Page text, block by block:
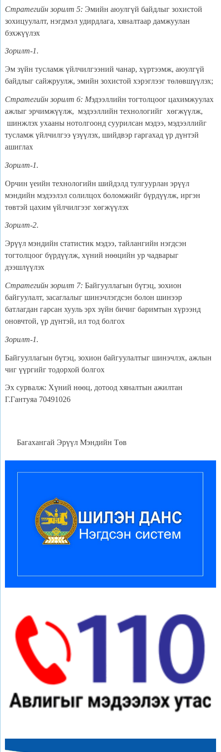
Стратегийн зорилт 5: Эмийн аюулгүй байдлыг зохистой
зохицуулалт, нэгдмэл удирдлага, хяналтаар дамжуулан
бэхжүүлэх
Зорилт-1.
Эм зүйн тусламж үйлчилгээний чанар, хүртээмж, аюулгүй
байдлыг сайжруулж, эмийн зохистой хэрэглээг төлөвшүүлэх;
Стратегийн зорилт 6: Мэдээллийн тогтолцоог цахимжуулах
ажлыг эрчимжүүлж, мэдээллийн технологийг хөгжүүлж,
шинжлэх ухааны нотолгоонд суурилсан мэдээ, мэдээллийг
тусламж үйлчилгээ үзүүлэх, шийдвэр гаргахад үр дүнтэй
ашиглах
Зорилт-1.
Орчин үеийн технологийн шийдэлд тулгуурлан эрүүл
мэндийн мэдээлэл солилцох боломжийг бүрдүүлж, иргэн
төвтэй цахим үйлчилгээг хөгжүүлэх
Зорилт-2.
Эрүүл мэндийн статистик мэдээ, тайлангийн нэгдсэн
тогтолцоог бүрдүүлж, хүний нөөцийн ур чадварыг
дээшлүүлэх
Стратегийн зорилт 7: Байгууллагын бүтэц, зохион
байгуулалт, засаглалыг шинэчлэгдсэн болон шинээр
батлагдан гарсан хууль эрх зүйн бичиг баримтын хүрээнд
оновчтой, үр дүнтэй, ил тод болгох
Зорилт-1.
Байгууллагын бүтэц, зохион байгуулалтыг шинэчлэх, ажлын
чиг үүргийг тодорхой болгох
Эх сурвалж: Хүний нөөц, дотоод хяналтын ажилтан
Г.Гантуяа 70491026
Багахангай Эрүүл Мэндийн Төв